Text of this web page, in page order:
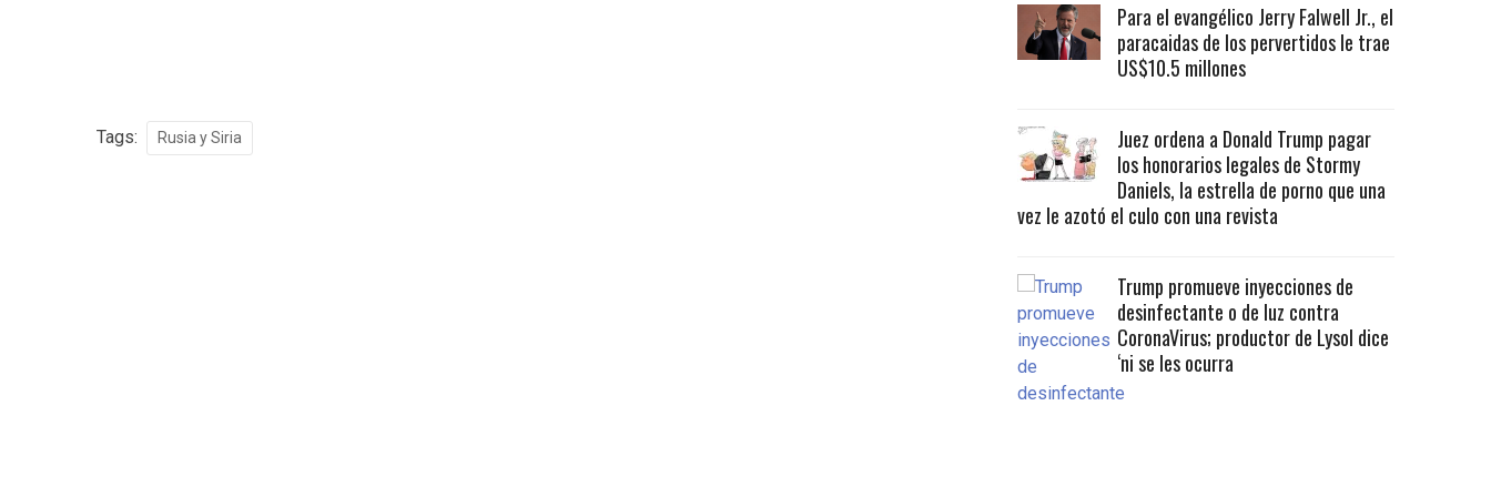
Tags: Rusia y Siria
Para el evangélico Jerry Falwell Jr., el
paracaidas de los pervertidos le trae
US$10.5 millones
Juez ordena a Donald Trump pagar
los honorarios legales de Stormy
Daniels, la estrella de porno que una
vez le azotó el culo con una revista
Trump promueve inyecciones de
desinfectante o de luz contra
CoronaVirus; productor de Lysol dice
‘ni se les ocurra